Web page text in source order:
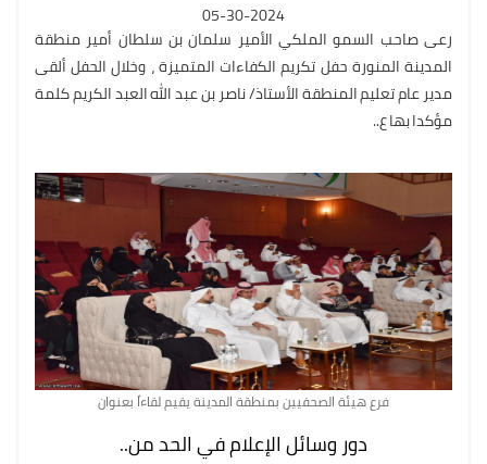
05-30-2024
رعى صاحب السمو الملكي الأمير سلمان بن سلطان أمير منطقة
المدينة المنورة حفل تكريم الكفاءات المتميزة ، وخلال الحفل ألقى
مدير عام تعليم المنطقة الأستاذ/ ناصر بن عبد الله العبد الكريم كلمة
مؤكدا بها ع..
فرع هيئة الصحفيين بمنطقة المدينة يقيم لقاءاً بعنوان
دور وسائل الإعلام في الحد من..